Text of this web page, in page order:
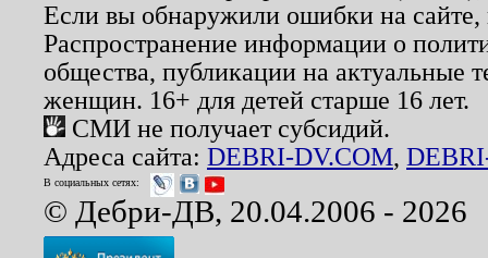
Если вы обнаружили ошибки на
Распространение информации о
общества, публикации на актуальные
женщин. 16+ для детей старше 16 лет.
СМИ не получает субсидий.
Адреса сайта: DEBRI-DV.COM,
В социальных сетях:
© Дебри-ДВ, 20.04.2006 - 2026